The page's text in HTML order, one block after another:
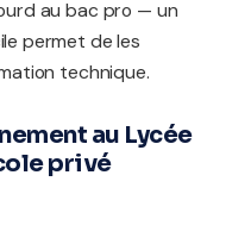
au bac pro — un
permet de les
technique.
au Lycée
privé